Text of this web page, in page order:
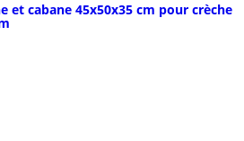
et cabane 45x50x35 cm pour crèche